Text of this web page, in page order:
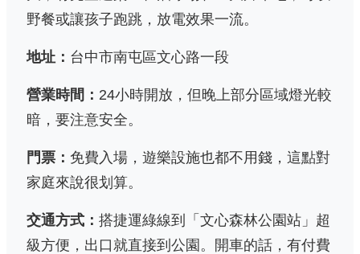
野餐或讓孩子跑跳，放電效果一流。
地址： 台中市南屯區文心路一段
營業時間： 24小時開放，但晚上部分區域燈光較
暗，要注意安全。
門票： 免費入場，遊樂設施也都不用錢，這點對
家庭來說很划算。
交通方式： 搭捷運綠線到「文心森林公園站」超
級方便，出口就直接到公園。開車的話，有付費